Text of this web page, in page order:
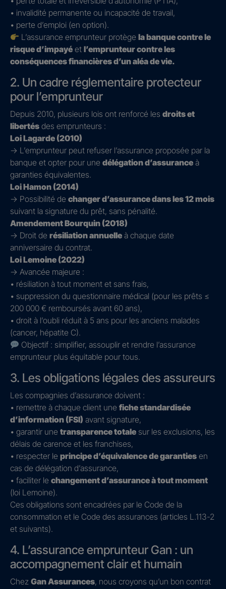
• invalidité permanente ou incapacité de travail,
• perte d’emploi (en option).
L’assurance emprunteur protègela banque contre le
risque d’impayé et l’emprunteur contre les
conséquences financières d’un aléa de vie.
2. Un cadre réglementaire protecteur
pour l’emprunteur
Depuis 2010, plusieurs lois ont renforcé les droits et
libertés des emprunteurs :
Loi Lagarde (2010)
→ L’emprunteur peut refuser l’assurance proposée par la
banque et opter pour une délégation d’assurance à
garanties équivalentes.
Loi Hamon (2014)
→ Possibilité de changer d’assurance dans les 12 mois
suivant la signature du prêt, sans pénalité.
Amendement Bourquin (2018)
→ Droit de résiliation annuelle à chaque date
anniversaire du contrat.
Loi Lemoine (2022)
→ Avancée majeure :
• résiliation à tout moment et sans frais,
• suppression du questionnaire médical (pour les prêts ≤
200 000 € remboursés avant 60 ans),
• droit à l’oubli réduit à 5 ans pour les anciens malades
(cancer, hépatite C).
Objectif : simplifier, assouplir et rendre l’assurance
emprunteur plus équitable pour tous.
3. Les obligations légales des assureurs
Les compagnies d’assurance doivent :
• remettre à chaque client une fiche standardisée
d’information (FSI) avant signature,
• garantir une transparence totale sur les exclusions, les
délais de carence et les franchises,
• respecter le principe d’équivalence de garanties en
cas de délégation d’assurance,
• faciliter le changement d’assurance à tout moment
(loi Lemoine).
Ces obligations sont encadrées par le Code de la
consommation et le Code des assurances (articles L.113-2
et suivants).
4. L’assurance emprunteur Gan : un
accompagnement clair et humain
Chez Gan Assurances, nous croyons qu’un bon contrat